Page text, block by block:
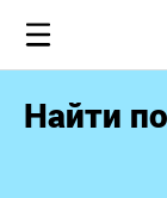
Найти